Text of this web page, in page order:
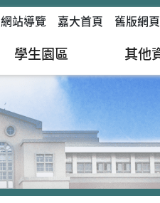
網站導覽 嘉大首頁 舊版網頁
學生園區 其他